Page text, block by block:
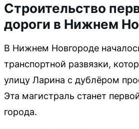
Строительство
дороги в Нижнем
В Нижнем Новгороде
транспортной развязки,
улицу Ларина с дублёром
Эта магистраль станет
города.